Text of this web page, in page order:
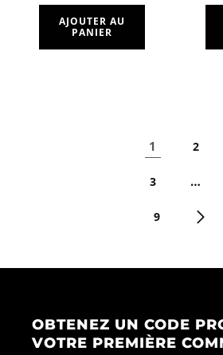
AJOUTER AU
PANIER
1 2
3 …
9
OBTENEZ UN CODE
VOTRE PREMIÈRE